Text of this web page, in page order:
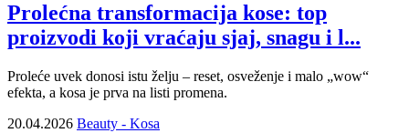
Prolećna transformacija kose: top
proizvodi koji vraćaju sjaj, snagu i l...
Proleće uvek donosi istu želju – reset, osveženje i malo „wow“
efekta, a kosa je prva na listi promena.
20.04.2026 Beauty - Kosa